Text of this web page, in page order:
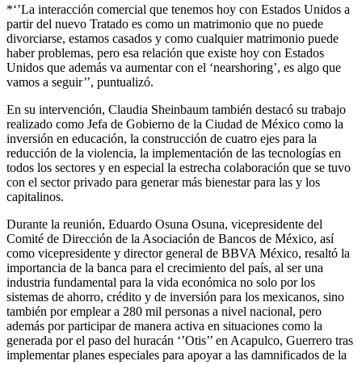
*‘’La interacción comercial que tenemos hoy con Estados Unidos a
partir del nuevo Tratado es como un matrimonio que no puede
divorciarse, estamos casados y como cualquier matrimonio puede
haber problemas, pero esa relación que existe hoy con Estados
Unidos que además va aumentar con el ‘nearshoring’, es algo que
vamos a seguir’’, puntualizó.
En su intervención, Claudia Sheinbaum también destacó su trabajo
realizado como Jefa de Gobierno de la Ciudad de México como la
inversión en educación, la construcción de cuatro ejes para la
reducción de la violencia, la implementación de las tecnologías en
todos los sectores y en especial la estrecha colaboración que se tuvo
con el sector privado para generar más bienestar para las y los
capitalinos.
Durante la reunión, Eduardo Osuna Osuna, vicepresidente del
Comité de Dirección de la Asociación de Bancos de México, así
como vicepresidente y director general de BBVA México, resaltó la
importancia de la banca para el crecimiento del país, al ser una
industria fundamental para la vida económica no solo por los
sistemas de ahorro, crédito y de inversión para los mexicanos, sino
también por emplear a 280 mil personas a nivel nacional, pero
además por participar de manera activa en situaciones como la
generada por el paso del huracán ‘’Otis’’ en Acapulco, Guerrero tras
implementar planes especiales para apoyar a las damnificados de la